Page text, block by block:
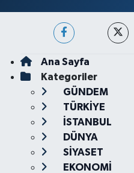
Ana Sayfa
Kategoriler
GÜNDEM
TÜRKİYE
İSTANBUL
DÜNYA
SİYASET
EKONOMİ